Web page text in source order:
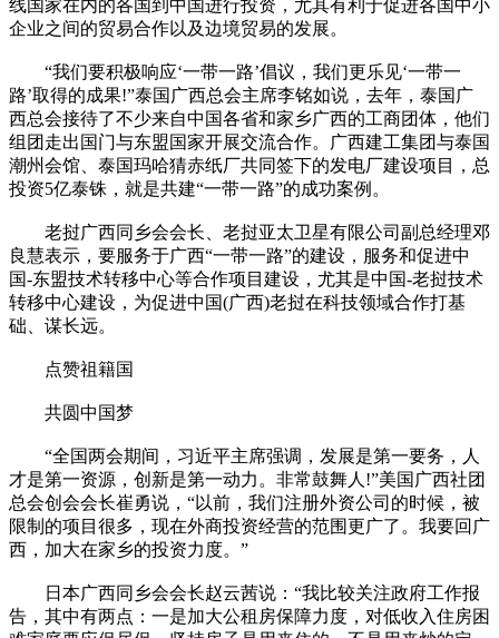
线国家在内的各国到中国进行投资，尤其有利于促进各国中小
企业之间的贸易合作以及边境贸易的发展。
“我们要积极响应‘一带一路’倡议，我们更乐见‘一带一
路’取得的成果!”泰国广西总会主席李铭如说，去年，泰国广
西总会接待了不少来自中国各省和家乡广西的工商团体，他们
组团走出国门与东盟国家开展交流合作。广西建工集团与泰国
潮州会馆、泰国玛哈猜赤纸厂共同签下的发电厂建设项目，总
投资5亿泰铢，就是共建“一带一路”的成功案例。
老挝广西同乡会会长、老挝亚太卫星有限公司副总经理邓
良慧表示，要服务于广西“一带一路”的建设，服务和促进中
国-东盟技术转移中心等合作项目建设，尤其是中国-老挝技术
转移中心建设，为促进中国(广西)老挝在科技领域合作打基
础、谋长远。
点赞祖籍国
共圆中国梦
“全国两会期间，习近平主席强调，发展是第一要务，人
才是第一资源，创新是第一动力。非常鼓舞人!”美国广西社团
总会创会会长崔勇说，“以前，我们注册外资公司的时候，被
限制的项目很多，现在外商投资经营的范围更广了。我要回广
西，加大在家乡的投资力度。”
日本广西同乡会会长赵云茜说：“我比较关注政府工作报
告，其中有两点：一是加大公租房保障力度，对低收入住房困